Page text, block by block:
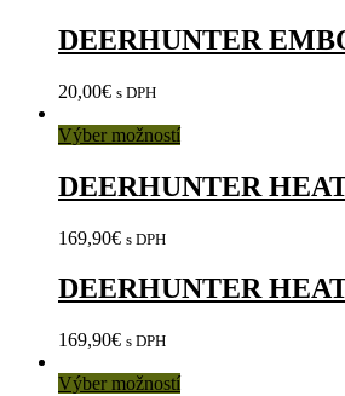
DEERHUNTER
20,00€ s DPH
Výber možností
DEERHUNTER
169,90€ s DPH
DEERHUNTER
169,90€ s DPH
Výber možností